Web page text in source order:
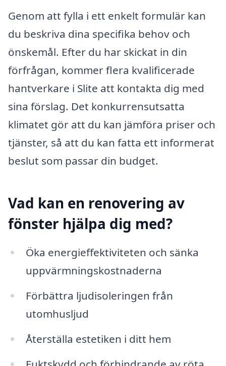
Genom att fylla i ett enkelt formulär kan
du beskriva dina specifika behov och
önskemål. Efter du har skickat in din
förfrågan, kommer flera kvalificerade
hantverkare i Slite att kontakta dig med
sina förslag. Det konkurrensutsatta
klimatet gör att du kan jämföra priser och
tjänster, så att du kan fatta ett informerat
beslut som passar din budget.
Vad kan en renovering av
fönster hjälpa dig med?
Öka energieffektiviteten och sänka
uppvärmningskostnaderna
Förbättra ljudisoleringen från
utomhusljud
Återställa estetiken i ditt hem